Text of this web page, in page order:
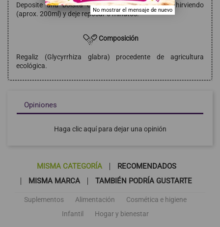
Deposite una bolsita en una taza, añada agua hirviendo
(aprox. 200ml) y deje reposar 5 minutos.
Composición
Regaliz (Glycyrrhiza glabra) procedente de agricultura
ecológica.
Opiniones
Haga clic aquí para dejar una opinión
MISMA CATEGORÍA
RECOMENDADOS
MISMA MARCA
TAMBIÉN PODRÍA GUSTARTE
Suplementos Alimentación
Cosmética e higiene
Infantil
Hogar y bienestar
No mostrar el mensaje de nuevo